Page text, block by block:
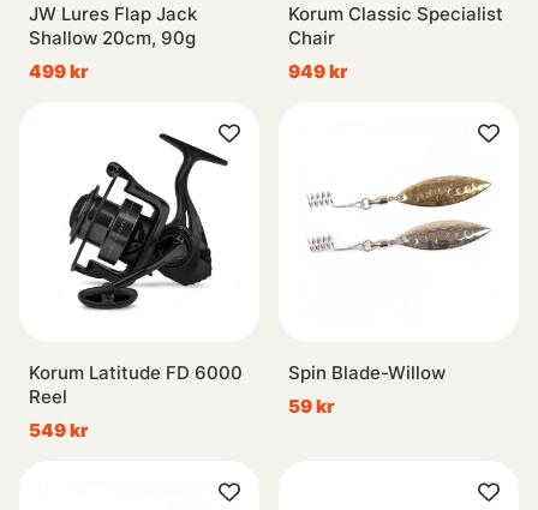
JW Lures Flap Jack
Shallow 20cm, 90g
499 kr
Korum Classic Specialist
Chair
949 kr
Korum Latitude FD 6000
Reel
549 kr
Spin Blade-Willow
59 kr